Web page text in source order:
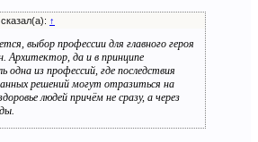
↑
выбор профессии для главного героя
Архитектор, да и в принципе
одна из профессий, где последствия
решений могут отразиться на
людей причём не сразу, а через